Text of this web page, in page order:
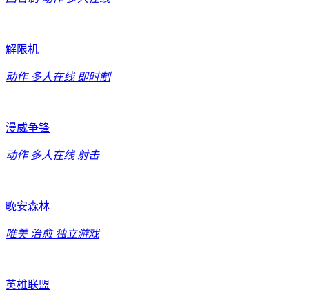
解限机
动作 多人在线 即时制
漫威争锋
动作 多人在线 射击
晚安森林
唯美 治愈 独立游戏
英雄联盟